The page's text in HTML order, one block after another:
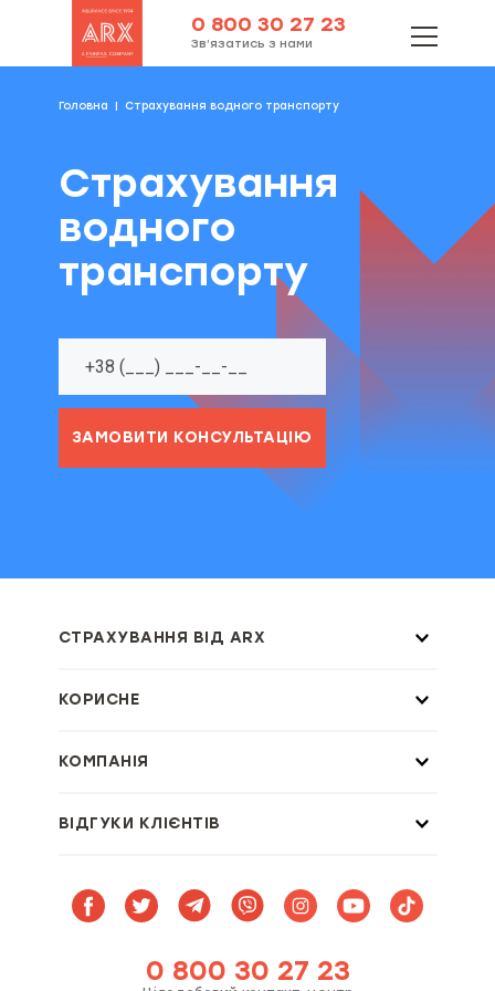
0 800 30 27 23
Зв’язатись з нами
Головна Страхування водного транспорту
Страхування
водного
транспорту
ЗАМОВИТИ КОНСУЛЬТАЦІЮ
СТРАХУВАННЯ ВІД ARX
КОРИСНЕ
КОМПАНІЯ
ВІДГУКИ КЛІЄНТІВ
0 800 30 27 23